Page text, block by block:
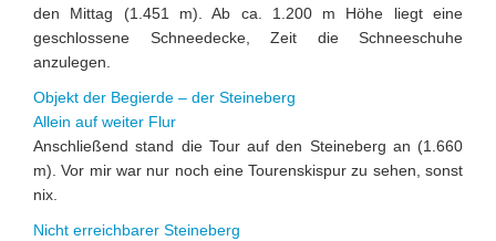
den Mittag (1.451 m). Ab ca. 1.200 m Höhe liegt eine
geschlossene Schneedecke, Zeit die Schneeschuhe
anzulegen.
Objekt der Begierde – der Steineberg
Allein auf weiter Flur
Anschließend stand die Tour auf den Steineberg an (1.660
m). Vor mir war nur noch eine Tourenskispur zu sehen, sonst
nix.
Nicht erreichbarer Steineberg